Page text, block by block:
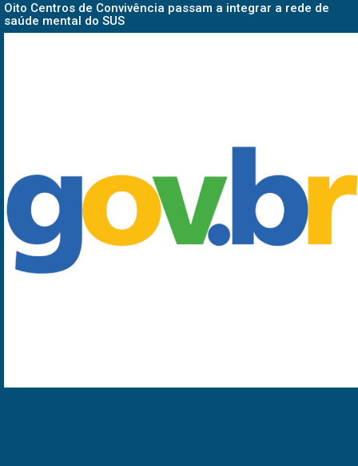
Oito Centros de Convivência passam a integrar a rede de
saúde mental do SUS